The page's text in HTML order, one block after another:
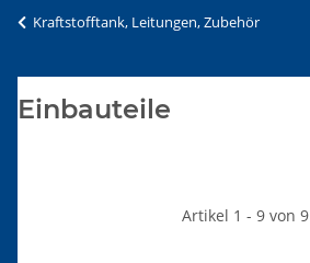
Kraftstofftank, Leitungen, Zubehör
Einbauteile
Artikel 1 - 9 von 9